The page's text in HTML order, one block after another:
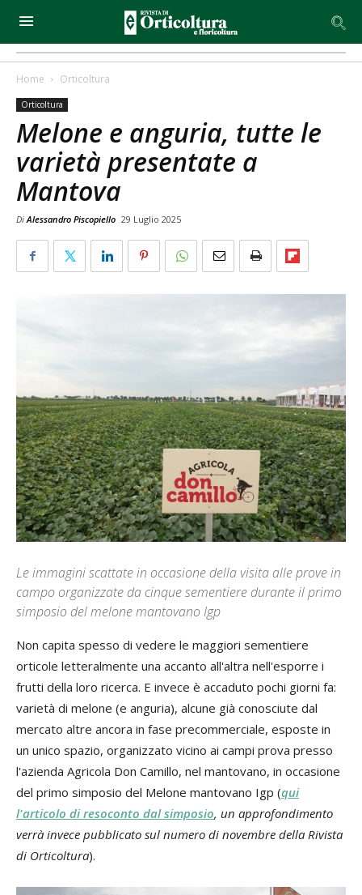
Home Orticoltura
Orticoltura
Melone e anguria, tutte le
varietà presentate a
Mantova
DiAlessandro Piscopiello 29 Luglio 2025
Le immagini scattate in occasione della visita alle prove in
campo organizzate da cinque sementiere durante il primo
simposio del melone mantovano Igp
Non capita spesso di vedere le maggiori sementiere
orticole letteralmente una accanto all'altra nell'esporre i
frutti della loro ricerca. E invece è accaduto pochi giorni fa:
varietà di melone (e anguria), alcune già conosciute dal
mercato altre ancora in fase precommerciale, esposte in
un unico spazio, organizzato vicino ai campi prova presso
l'azienda Agricola Don Camillo, nel mantovano, in occasione
del primo simposio del Melone mantovano Igp (qui
l'articolo di resoconto dal simposio, un approfondimento
verrà invece pubblicato sul numero di novembre della Rivista
di Orticoltura).